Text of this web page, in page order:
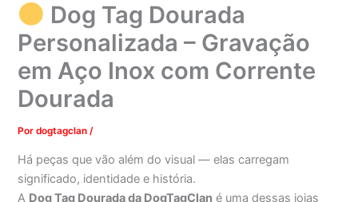
Dog Tag Dourada
Personalizada – Gravação
em Aço Inox com Corrente
Dourada
Pordogtagclan/
Há peças que vão além do visual — elas carregam
significado, identidade e história.
A Dog Tag Dourada da DogTagClan é uma dessas joias